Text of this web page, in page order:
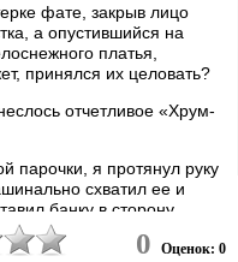
фате, закрыв лицо
а опустившийся на
платья,
принялся их целовать?
отчетливое «Хрум-
парочки, я протянул руку
схватил ее и
банку в сторону,
бинокль… И вот тут-
плавно развернулся и
0 Оценок: 0